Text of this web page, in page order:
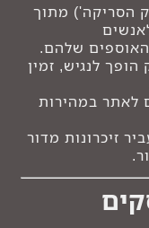
הסריקה') מתוך
שלהם.
לנגיש, זמין
לאתר במהירות
זיכרונות מדור